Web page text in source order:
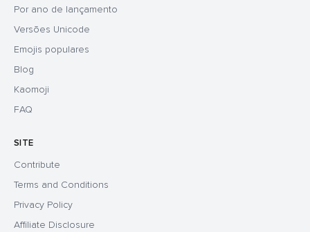
Por ano de lançamento
Versões Unicode
Emojis populares
Blog
Kaomoji
FAQ
SITE
Contribute
Terms and Conditions
Privacy Policy
Affiliate Disclosure